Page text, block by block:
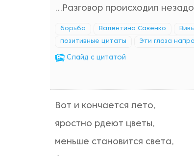
…Разговор происходил
борьба Валентина Савенко
позитивные цитаты Эти глаза
Cлайд с цитатой
Вот и кончается лето,
яростно рдеют цветы,
меньше становится света,